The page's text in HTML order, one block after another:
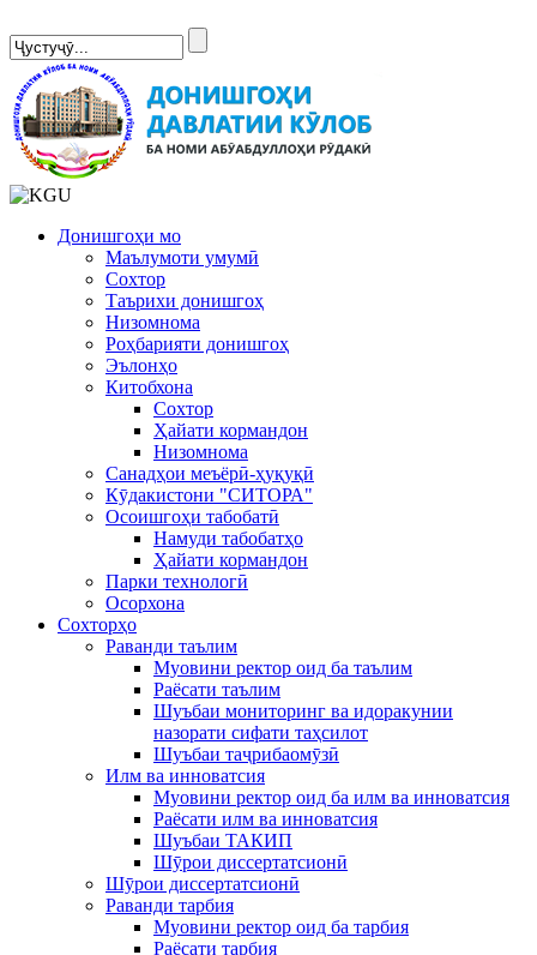
Донишгоҳи мо
Маълумоти умумӣ
Сохтор
Таърихи донишгоҳ
Низомнома
Роҳбарияти донишгоҳ
Эълонҳо
Китобхона
Сохтор
Ҳайати кормандон
Низомнома
Санадҳои меъёрӣ-ҳуқуқӣ
Кӯдакистони "СИТОРА"
Осоишгоҳи табобатӣ
Намуди табобатҳо
Ҳайати кормандон
Парки технологӣ
Осорхона
Сохторҳо
Раванди таълим
Муовини ректор оид ба таълим
Раёсати таълим
Шуъбаи мониторинг ва идоракунии
назорати сифати таҳсилот
Шуъбаи таҷрибаомӯзӣ
Илм ва инноватсия
Муовини ректор оид ба илм ва инноватсия
Раёсати илм ва инноватсия
Шуъбаи ТАКИП
Шӯрои диссертатсионӣ
Шӯрои диссертатсионӣ
Раванди тарбия
Муовини ректор оид ба тарбия
Раёсати тарбия